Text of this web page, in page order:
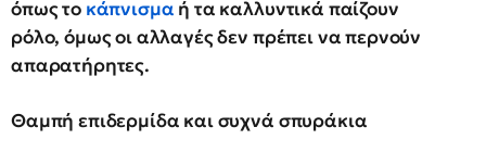
όπως το κάπνισμα ή τα καλλυντικά παίζουν
ρόλο, όμως οι αλλαγές δεν πρέπει να περνούν
απαρατήρητες.
Θαμπή επιδερμίδα και συχνά σπυράκια